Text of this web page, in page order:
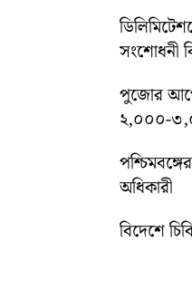
সংশোধনী
পুজোর
২,০০০-
অধিকারী
বিদেশে